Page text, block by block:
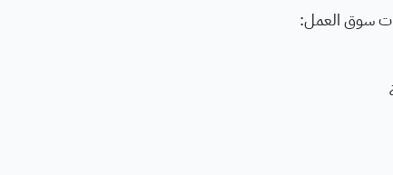
سوق العمل: